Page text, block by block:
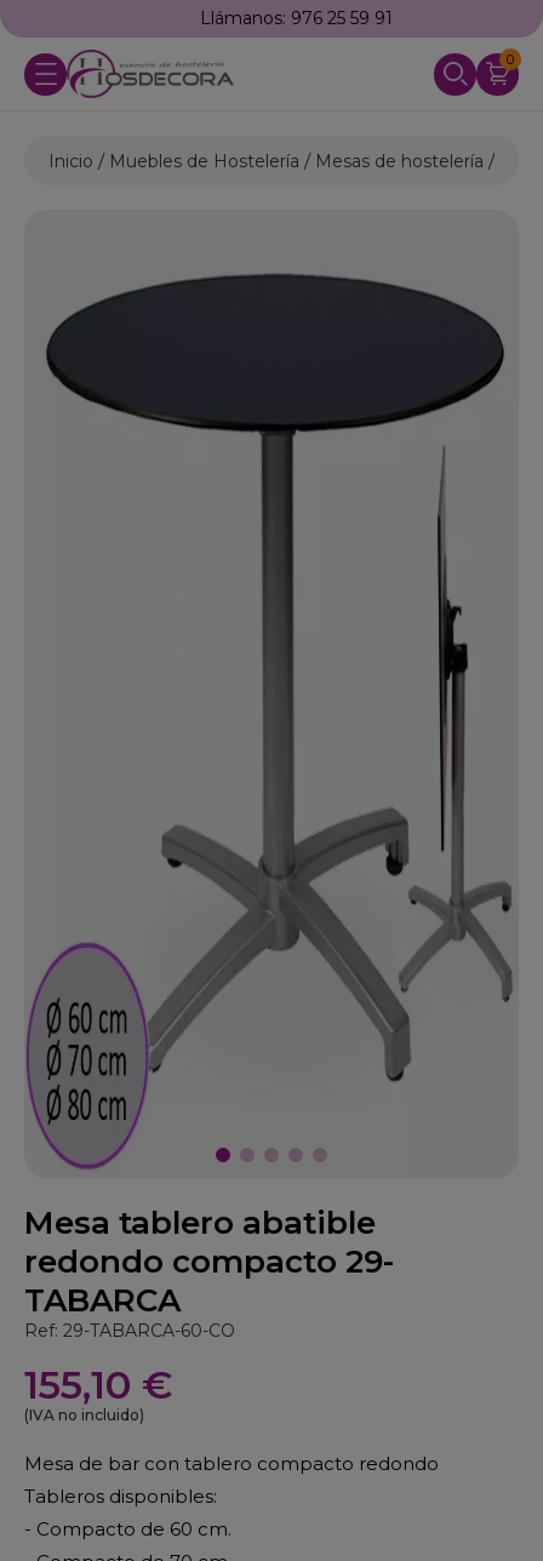
Llámanos: 976 25 59 91
0
Inicio Muebles de Hostelería Mesas de hostelería
Mesa tablero abatible
redondo compacto 29-
TABARCA
Ref: 29-TABARCA-60-CO
155,10 €
(IVA no incluido)
Mesa de bar con tablero compacto redondo
Tableros disponibles:
- Compacto de 60 cm.